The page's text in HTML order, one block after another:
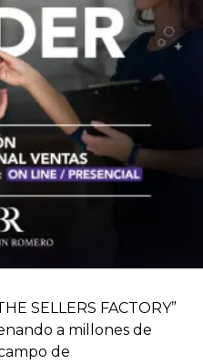
SELLERS FACTORY”
a millones de
de